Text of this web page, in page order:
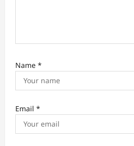
Name *
Email *